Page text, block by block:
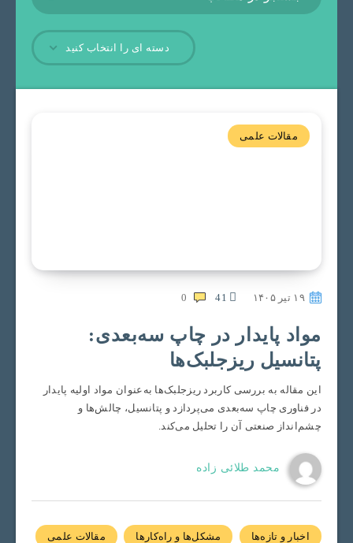
دسته ای را انتخاب کنید
مقالات علمی
۱۹ تیر ۱۴۰۵ 0
مواد پایدار در چاپ سه‌بعدی:
پتانسیل ریزجلبک‌ها
این مقاله به بررسی کاربرد ریزجلبک‌ها به‌عنوان مواد اولیه پایدار
در فناوری چاپ سه‌بعدی می‌پردازد و پتانسیل، چالش‌ها و
چشم‌انداز صنعتی آن را تحلیل می‌کند.
محمد طلائی زاده
اخبار و تازه‌ها مشکل‌ها و راه‌کارها مقالات علمی